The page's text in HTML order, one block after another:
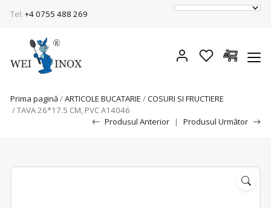
Tel: +4 0755 488 269
Prima pagină/ARTICOLE BUCATARIE /COSURI SI FRUCTIERE
/ TAVA 26*17.5 CM, PVC A14046
Produsul Anterior
| Produsul Următor